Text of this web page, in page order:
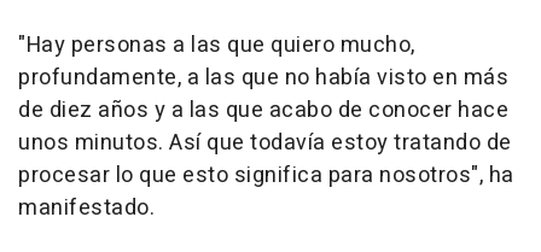
"Hay personas a las que quiero mucho,
profundamente, a las que no había visto en más
de diez años y a las que acabo de conocer hace
unos minutos. Así que todavía estoy tratando de
procesar lo que esto significa para nosotros", ha
manifestado.